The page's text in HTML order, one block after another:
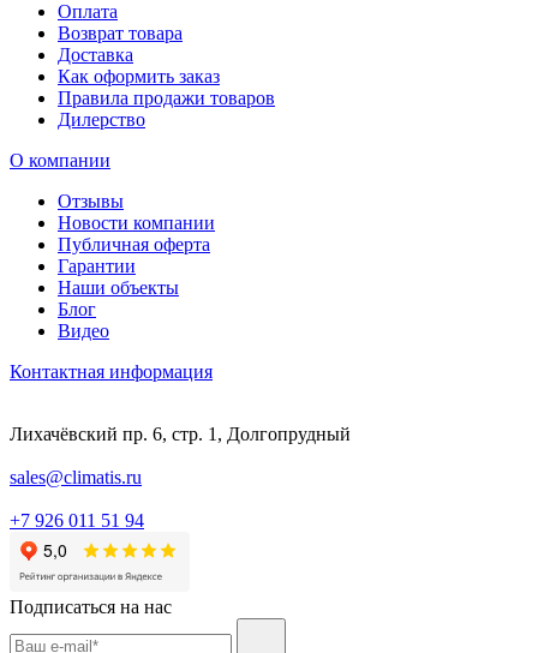
Оплата
Возврат товара
Доставка
Как оформить заказ
Правила продажи товаров
Дилерство
О компании
Отзывы
Новости компании
Публичная оферта
Гарантии
Наши объекты
Блог
Видео
Контактная информация
Лихачёвский пр. 6, стр. 1, Долгопрудный
sales@climatis.ru
+7 926 011 51 94
Подписаться на нас